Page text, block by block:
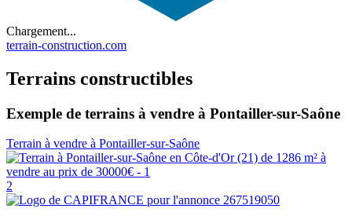
Chargement...
terrain-construction.com
Terrains constructibles
Exemple de terrains à vendre à Pontailler-sur-Saône
Terrain à vendre à Pontailler-sur-Saône
2